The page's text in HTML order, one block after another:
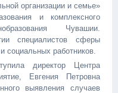
организации и семье»
и комплексного
Чувашии.
специалистов сферы
социальных работников.
директор Центра
Евгения Петровна
выявления случаев